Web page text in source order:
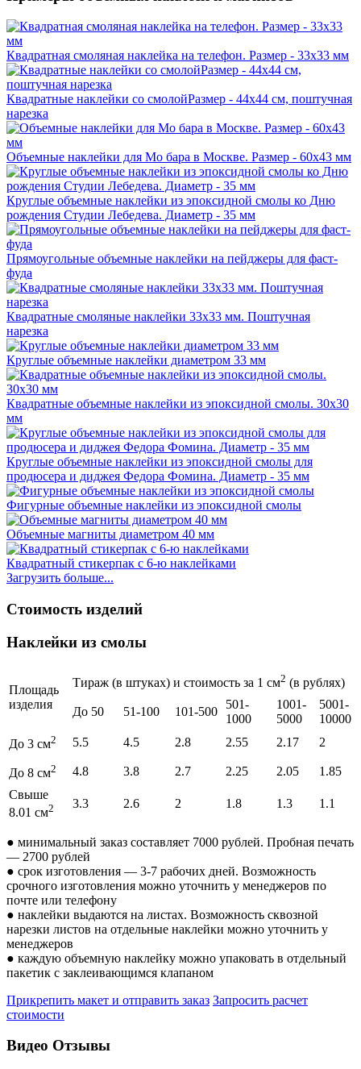
Квадратная смоляная наклейка на телефон. Размер - 33х33 мм
Квадратные наклейки со смолойРазмер - 44х44 см, поштучная
нарезка
Объемные наклейки для Мо бара в Москве. Размер - 60х43 мм
Круглые объемные наклейки из эпоксидной смолы ко Дню
рождения Студии Лебедева. Диаметр - 35 мм
Прямоугольные объемные наклейки на пейджеры для фаст-
фуда
Квадратные смоляные наклейки 33х33 мм. Поштучная
нарезка
Круглые объемные наклейки диаметром 33 мм
Квадратные объемные наклейки из эпоксидной смолы. 30х30
мм
Круглые объемные наклейки из эпоксидной смолы для
продюсера и диджея Федора Фомина. Диаметр - 35 мм
Фигурные объемные наклейки из эпоксидной смолы
Объемные магниты диаметром 40 мм
Квадратный стикерпак с 6-ю наклейками
Загрузить больше...
Стоимость изделий
Наклейки из смолы
Площадь
изделия
Тираж (в штуках) и стоимость за 1 см2 (в рублях)
До 50 51-100 101-500
501-
1000
1001-
5000
5001-
10000
До 3 см2 5.5 4.5 2.8 2.55 2.17 2
До 8 см2 4.8 3.8 2.7 2.25 2.05
1.85
Свыше
8.01 см2 3.3 2.6 2 1.8 1.3 1.1
● минимальный заказ составляет 7000 рублей. Пробная печать
— 2700 рублей
● срок изготовления — 3-7 рабочих дней. Возможность
срочного изготовления можно уточнить у менеджеров по
почте или телефону
● наклейки выдаются на листах. Возможность сквозной
нарезки листов на отдельные наклейки можно уточнить у
менеджеров
● каждую объемную наклейку можно упаковать в отдельный
пакетик с заклеивающимся клапаном
Прикрепить макет и отправить заказ Запросить расчет
стоимости
Видео Отзывы